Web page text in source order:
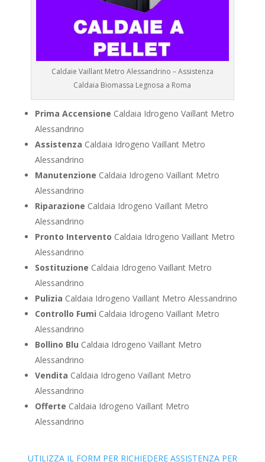
Caldaie Vaillant Metro Alessandrino – Assistenza
Caldaia Biomassa Legnosa a Roma
Prima Accensione Caldaia Idrogeno Vaillant Metro
Alessandrino
Assistenza Caldaia Idrogeno Vaillant Metro
Alessandrino
Manutenzione Caldaia Idrogeno Vaillant Metro
Alessandrino
Riparazione Caldaia Idrogeno Vaillant Metro
Alessandrino
Pronto Intervento Caldaia Idrogeno Vaillant Metro
Alessandrino
Sostituzione Caldaia Idrogeno Vaillant Metro
Alessandrino
Pulizia Caldaia Idrogeno Vaillant Metro Alessandrino
Controllo Fumi Caldaia Idrogeno Vaillant Metro
Alessandrino
Bollino Blu Caldaia Idrogeno Vaillant Metro
Alessandrino
Vendita Caldaia Idrogeno Vaillant Metro
Alessandrino
Offerte Caldaia Idrogeno Vaillant Metro
Alessandrino
UTILIZZA IL FORM PER RICHIEDERE ASSISTENZA PER